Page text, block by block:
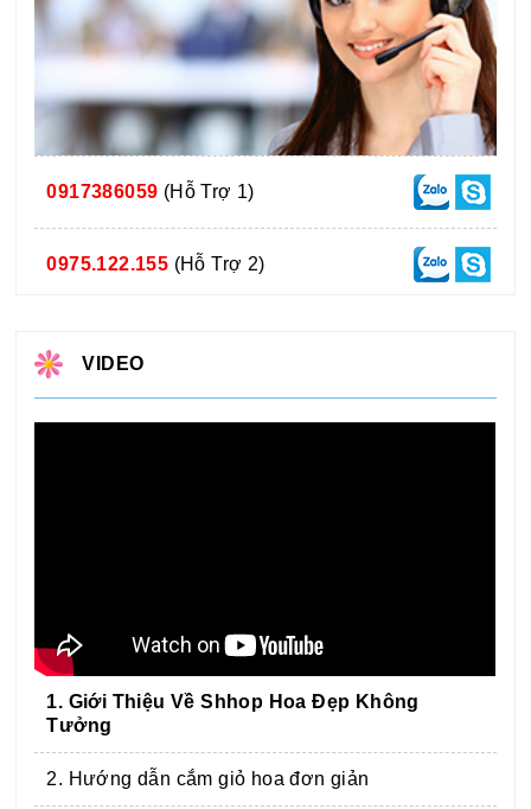
0917386059 (Hỗ Trợ 1)
0975.122.155 (Hỗ Trợ 2)
VIDEO
1. Giới Thiệu Về Shhop Hoa Đẹp Không
Tưởng
2. Hướng dẫn cắm giỏ hoa đơn giản